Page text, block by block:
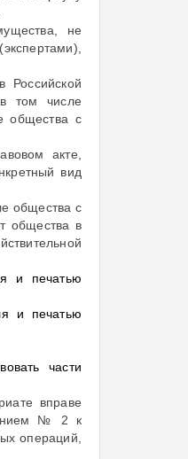
не
том числе
общества с
акте,
вид
общества с
общества в
и печатью
и печатью
части
вправе
№ 2 к
операций,